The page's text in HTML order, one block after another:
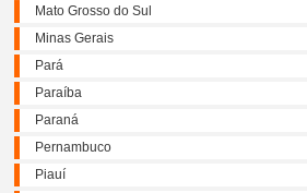
Mato Grosso do Sul
Minas Gerais
Pará
Paraíba
Paraná
Pernambuco
Piauí